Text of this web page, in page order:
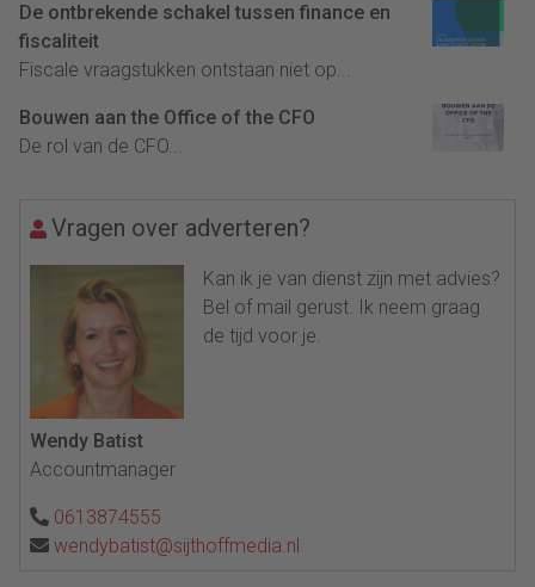
De ontbrekende schakel tussen finance en
fiscaliteit
Fiscale vraagstukken ontstaan niet op...
Bouwen aan the Office of the CFO
De rol van de CFO...
Vragen over adverteren?
Kan ik je van dienst zijn met advies?
Bel of mail gerust. Ik neem graag
de tijd voor je.
Wendy Batist
Accountmanager
0613874555
wendybatist@sijthoffmedia.nl